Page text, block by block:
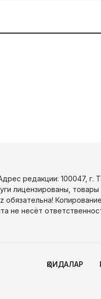
редакции: 100047, г.
лицензированы,
не несёт
ҚОИДАЛАР